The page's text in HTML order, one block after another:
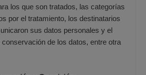
los que son tratados, las categorías
por el tratamiento, los destinatarios
sus datos personales y el
de los datos, entre otra